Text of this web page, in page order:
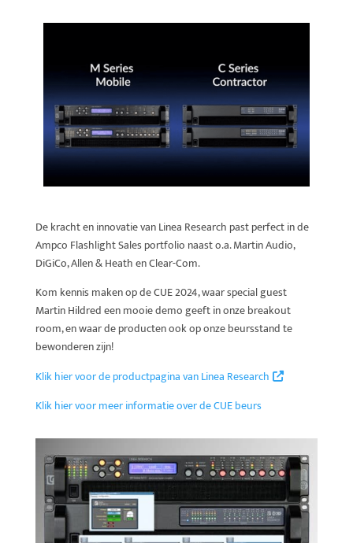
De kracht en innovatie van Linea Research past perfect in de
Ampco Flashlight Sales portfolio naast o.a. Martin Audio,
DiGiCo, Allen & Heath en Clear-Com.
Kom kennis maken op de CUE 2024, waar special guest
Martin Hildred een mooie demo geeft in onze breakout
room, en waar de producten ook op onze beursstand te
bewonderen zijn!
Klik hier voor de productpagina van Linea Research
Klik hier voor meer informatie over de CUE beurs